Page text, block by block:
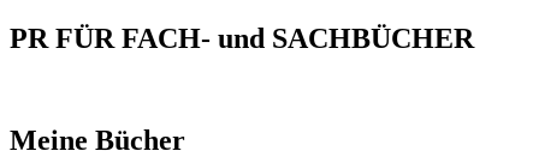
PR FÜR FACH- und SACHBÜCHER
Meine Bücher